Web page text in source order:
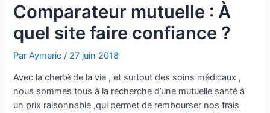
Comparateur mutuelle : À
quel site faire confiance ?
ParAymeric/ 27 juin 2018
Avec la cherté de la vie , et surtout des soins médicaux ,
nous sommes tous à la recherche d’une mutuelle santé à
un prix raisonnable ,qui permet de rembourser nos frais